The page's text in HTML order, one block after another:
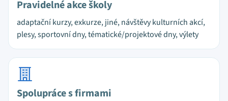
Pravidelné akce školy
adaptační kurzy, exkurze, jiné, návštěvy kulturních akcí,
plesy, sportovní dny, tématické/projektové dny, výlety
Spolupráce s firmami